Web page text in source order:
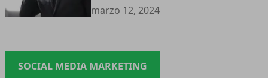
marzo 12, 2024
SOCIAL MEDIA MARKETING